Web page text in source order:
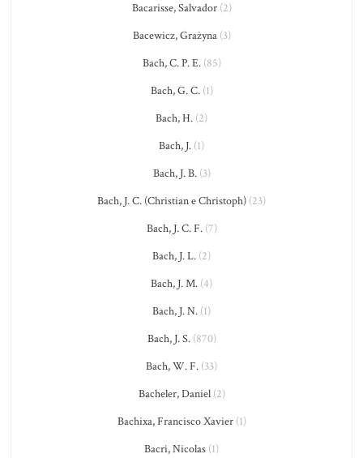
Bacarisse, Salvador(2)
Bacewicz, Grażyna(3)
Bach, C. P. E.(85)
Bach, G. C.(1)
Bach, H. (2)
Bach, J. (1)
Bach, J. B.(3)
Bach, J. C. (Christian e Christoph) (23)
Bach, J. C. F.(7)
Bach, J. L. (2)
Bach, J. M. (4)
Bach, J. N. (1)
Bach, J. S.(870)
Bach, W. F. (33)
Bacheler, Daniel(2)
Bachixa, Francisco Xavier(1)
Bacri, Nicolas (1)